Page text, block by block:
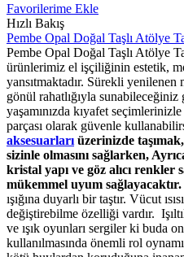
Favorilerime Ekle
Hızlı Bakış
Pembe Opal Doğal Taşlı Atölye
Pembe Opal Doğal Taşlı Atölye
ürünlerimiz el işçiliğinin estetik,
yansıtmaktadır. Sürekli
gönül rahatlığıyla
yaşamınızda kıyafet
parçası olarak güvenle
aksesuarları üzerinizde
sizinle olmasını sağlarken,
kristal yapı ve göz alıcı renkler
mükemmel uyum sağlayacaktır.
ışığına duyarlı bir taştır. Vücut
değiştirebilme özelliği vardır.
ve ışık oyunları sergiler ki buda
kullanılmasında önemli rol